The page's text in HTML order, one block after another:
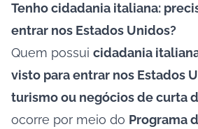
Tenho cidadania italiana:
entrar nos Estados Unidos?
Quem possui cidadania
visto para entrar nos Estados
turismo ou negócios de curta
ocorre por meio do Programa